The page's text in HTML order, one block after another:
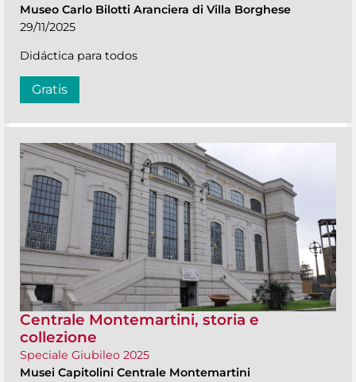
Museo Carlo Bilotti Aranciera di Villa Borghese
29/11/2025
Didáctica para todos
Gratis
Centrale Montemartini, storia e
collezione
Speciale Giubileo 2025
Musei Capitolini Centrale Montemartini